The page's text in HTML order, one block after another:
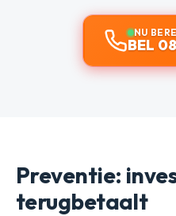
NU
BEL
Preventie:
terugbetaalt